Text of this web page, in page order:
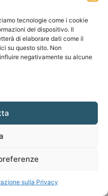
tecnologie come i cookie
del dispositivo. Il
di elaborare dati come il
su questo sito. Non
negativamente su alcune
sulla Privacy